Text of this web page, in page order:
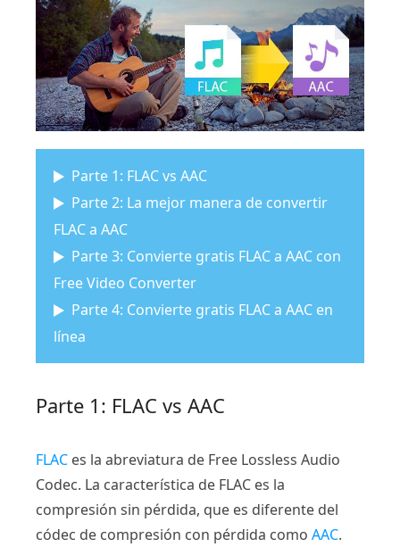
Parte 1: FLAC vs AAC
Parte 2: La mejor manera de convertir
FLAC a AAC
Parte 3: Convierte gratis FLAC a AAC con
Free Video Converter
Parte 4: Convierte gratis FLAC a AAC en
línea
Parte 1: FLAC vs AAC
FLAC es la abreviatura de Free Lossless Audio
Codec. La característica de FLAC es la
compresión sin pérdida, que es diferente del
códec de compresión con pérdida como AAC.